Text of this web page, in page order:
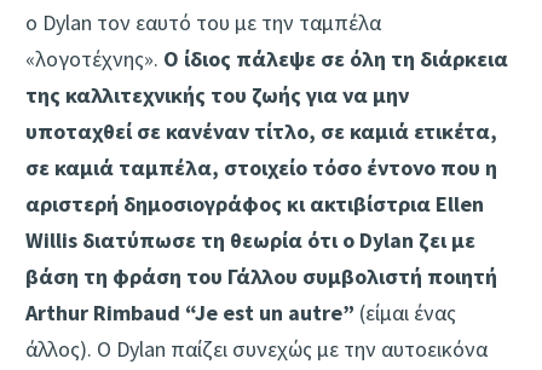
o Dylan τον εαυτό του με την ταμπέλα
«λογοτέχνης». Ο ίδιος πάλεψε σε όλη τη διάρκεια
της καλλιτεχνικής του ζωής για να μην
υποταχθεί σε κανέναν τίτλο, σε καμιά ετικέτα,
σε καμιά ταμπέλα, στοιχείο τόσο έντονο που η
αριστερή δημοσιογράφος κι ακτιβίστρια Ellen
Willis διατύπωσε τη θεωρία ότι ο Dylan ζει με
βάση τη φράση του Γάλλου συμβολιστή ποιητή
Arthur Rimbaud “Je est un autre” (είμαι ένας
άλλος). Ο Dylan παίζει συνεχώς με την αυτοεικόνα